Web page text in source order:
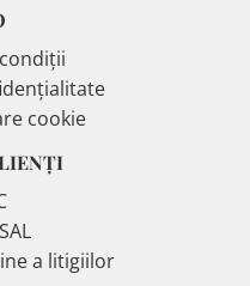
cookie
a litigiilor